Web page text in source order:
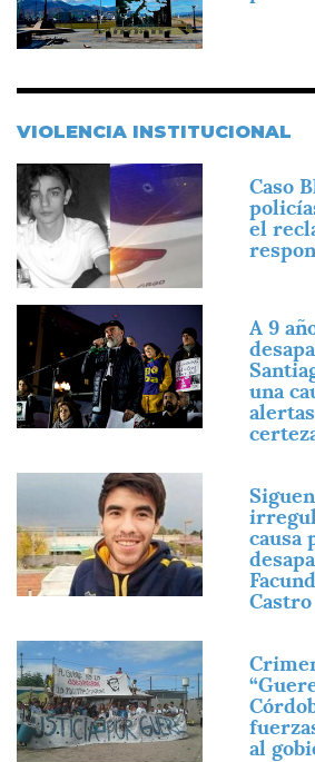
VIOLENCIA INSTITUCIONAL
Imagen
Caso
el
Imagen
A 9
una
causa
Castro
Imagen
al